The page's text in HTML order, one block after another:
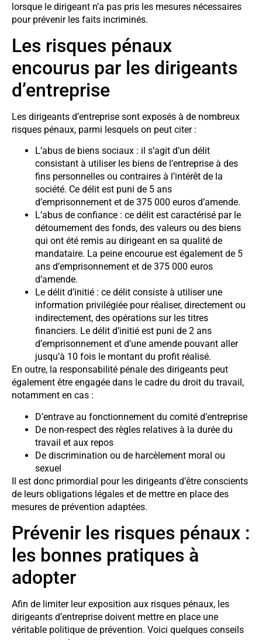
lorsque le dirigeant n’a pas pris les mesures nécessaires
pour prévenir les faits incriminés.
Les risques pénaux
encourus par les dirigeants
d’entreprise
Les dirigeants d’entreprise sont exposés à de nombreux
risques pénaux, parmi lesquels on peut citer :
L’abus de biens sociaux : il s’agit d’un délit
consistant à utiliser les biens de l’entreprise à des
fins personnelles ou contraires à l’intérêt de la
société. Ce délit est puni de 5 ans
d’emprisonnement et de 375 000 euros d’amende.
L’abus de confiance : ce délit est caractérisé par le
détournement des fonds, des valeurs ou des biens
qui ont été remis au dirigeant en sa qualité de
mandataire. La peine encourue est également de 5
ans d’emprisonnement et de 375 000 euros
d’amende.
Le délit d’initié : ce délit consiste à utiliser une
information privilégiée pour réaliser, directement ou
indirectement, des opérations sur les titres
financiers. Le délit d’initié est puni de 2 ans
d’emprisonnement et d’une amende pouvant aller
jusqu’à 10 fois le montant du profit réalisé.
En outre, la responsabilité pénale des dirigeants peut
également être engagée dans le cadre du droit du travail,
notamment en cas :
D’entrave au fonctionnement du comité d’entreprise
De non-respect des règles relatives à la durée du
travail et aux repos
De discrimination ou de harcèlement moral ou
sexuel
Il est donc primordial pour les dirigeants d’être conscients
de leurs obligations légales et de mettre en place des
mesures de prévention adaptées.
Prévenir les risques pénaux :
les bonnes pratiques à
adopter
Afin de limiter leur exposition aux risques pénaux, les
dirigeants d’entreprise doivent mettre en place une
véritable politique de prévention. Voici quelques conseils